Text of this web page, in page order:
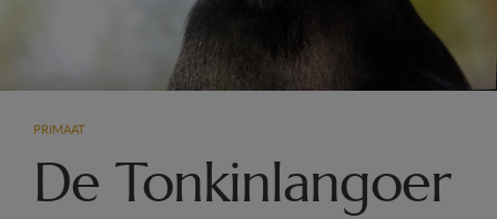
PRIMAAT
De Tonkinlangoer